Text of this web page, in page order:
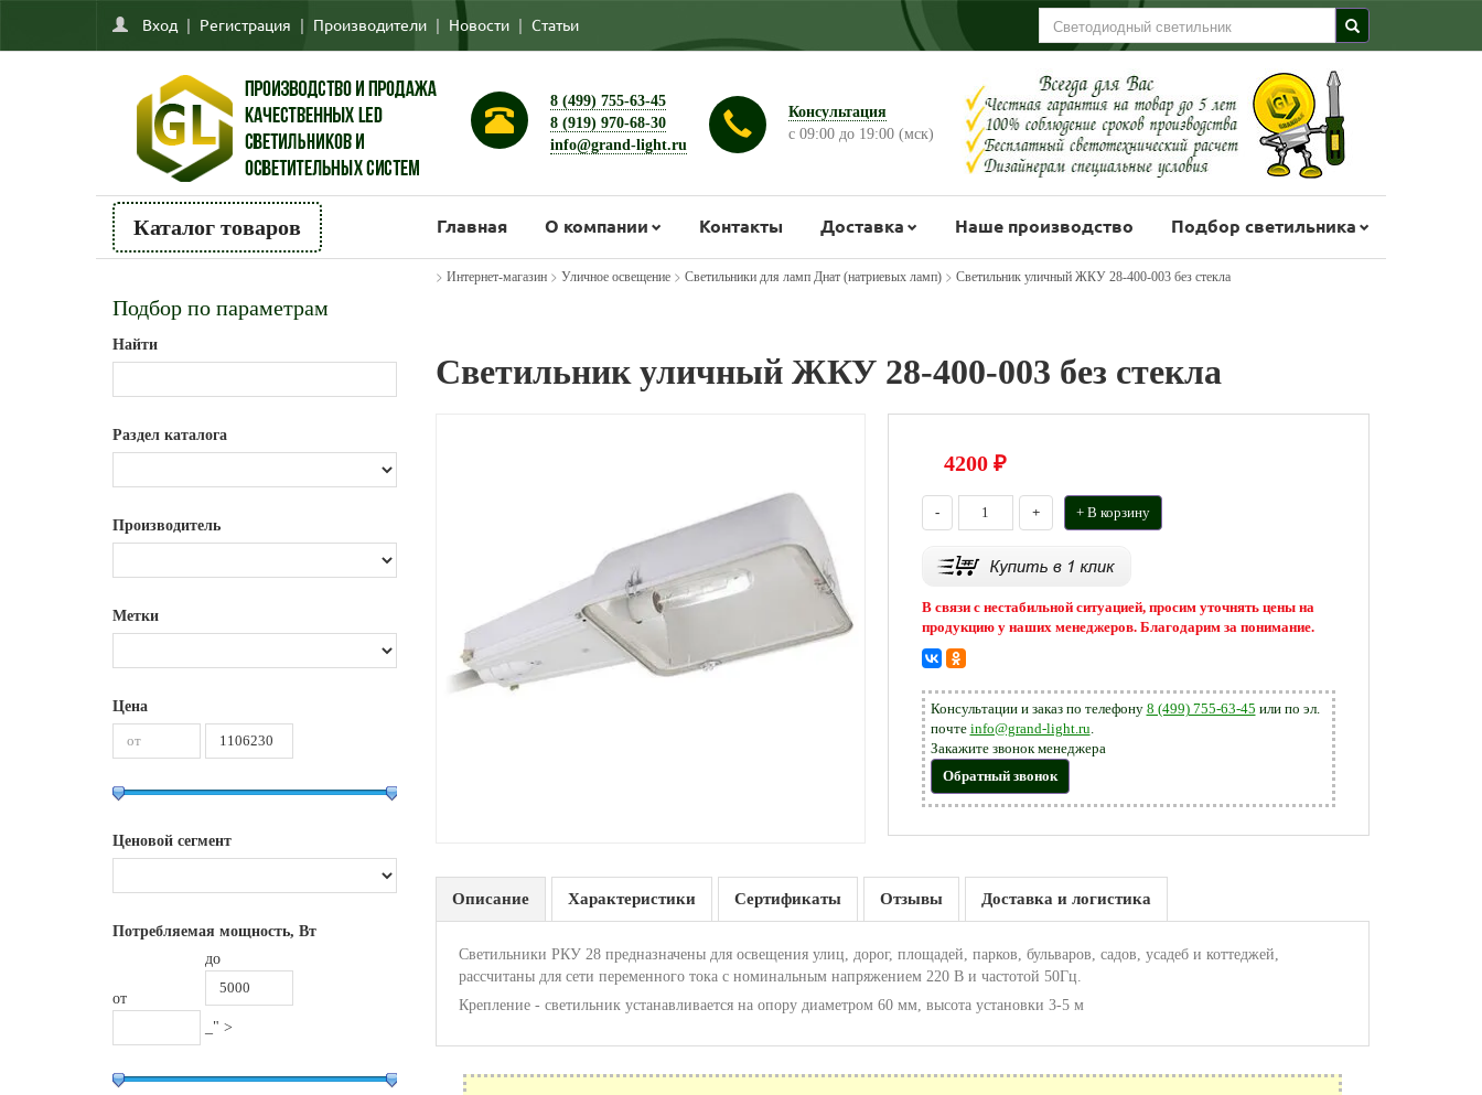
Вход | Регистрация | Производители | Новости | Статьи
8 (499) 755-63-45
8 (919) 970-68-30
info@grand-light.ru
Консультация
с 09:00 до 19:00 (мск)
Каталог товаров Главная О компании Контакты Доставка Наше производство Подбор светильника
Подбор по параметрам
Найти
Раздел каталога
Производитель
Метки
Цена
Ценовой сегмент
Потребляемая мощность, Вт
от
до
_" >
> Интернет-магазин> Уличное освещение> Светильники для ламп Днат (натриевых ламп)> Светильник уличный ЖКУ 28-400-003 без стекла
Светильник уличный ЖКУ 28-400-003 без стекла
4200₽
- + + В корзину
В связи с нестабильной ситуацией, просим уточнять цены на
продукцию у наших менеджеров. Благодарим за понимание.
Консультации и заказ по телефону 8 (499) 755-63-45 или по эл.
почте info@grand-light.ru.
Закажите звонок менеджера
Обратный звонок
Описание Характеристики Сертификаты Отзывы Доставка и логистика
Светильники РКУ 28 предназначены для освещения улиц, дорог, площадей, парков, бульваров, садов, усадеб и коттеджей,
рассчитаны для сети переменного тока с номинальным напряжением 220 В и частотой 50Гц.
Крепление - светильник устанавливается на опору диаметром 60 мм, высота установки 3-5 м